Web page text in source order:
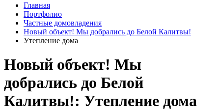
Главная
Портфолио
Частные домовладения
Новый объект! Мы добрались до Белой Калитвы!
Утепление дома
Новый объект! Мы
добрались до Белой
Калитвы!: Утепление дома